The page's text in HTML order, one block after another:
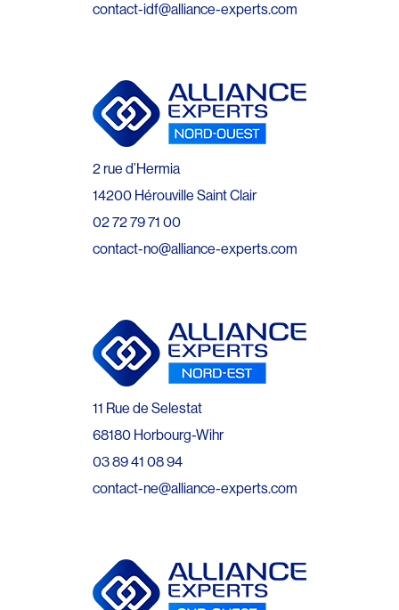
contact-idf@alliance-experts.com
2 rue d’Hermia
14200 Hérouville Saint Clair
02 72 79 71 00
contact-no@alliance-experts.com
11 Rue de Selestat
68180 Horbourg-Wihr
03 89 41 08 94
contact-ne@alliance-experts.com